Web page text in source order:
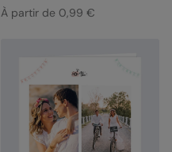
À partir de 0,99 €